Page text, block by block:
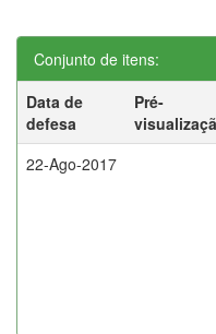
Conjunto de itens:
Data de
defesa
Pré-
22-Ago-2017